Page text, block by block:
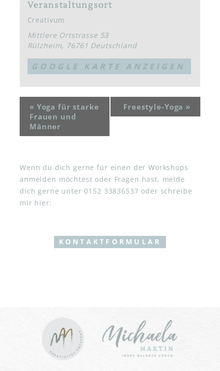
Veranstaltungsort
Creativum
Mittlere Ortstrasse 53
Rülzheim, 76761 Deutschland
GOOGLE KARTE ANZEIGEN
« Yoga für starke
Frauen und
Männer
Freestyle-Yoga »
Wenn du dich gerne für einen der Workshops
anmelden möchtest oder Fragen hast, melde
dich gerne unter 0152 33836537 oder schreibe
mir hier:
KONTAKTFORMULAR